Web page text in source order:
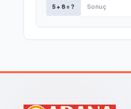
5 + 8 = ?